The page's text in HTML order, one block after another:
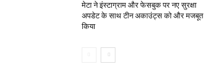
मेटा ने इंस्टाग्राम और फेसबुक पर नए सुरक्षा
अपडेट के साथ टीन अकाउंट्स को और मजबूत
किया